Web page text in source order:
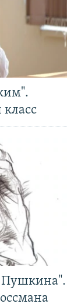
Пушкина".